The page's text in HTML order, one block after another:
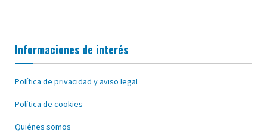
Informaciones de interés
Política de privacidad y aviso legal
Política de cookies
Quiénes somos